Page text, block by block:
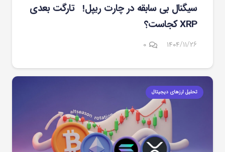
سیگنال بی سابقه در چارت ریپل! تارگت بعدی
XRP کجاست؟
۱۴۰۴/۱۱/۲۶ ۰
تحلیل ارزهای دیجیتال